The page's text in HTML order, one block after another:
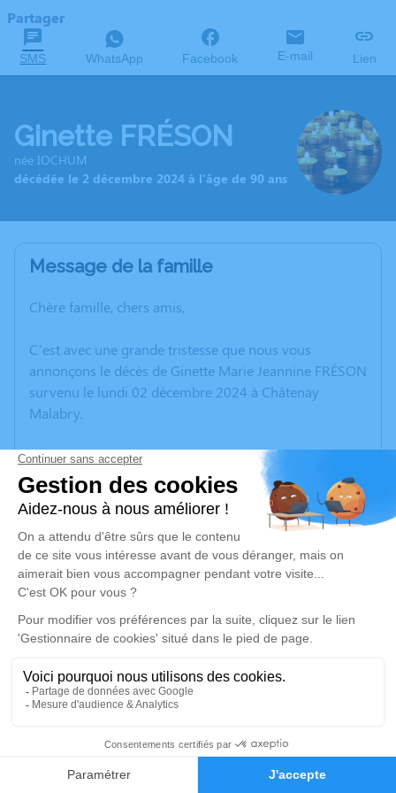
Faire-part Hommages
Partager
SMS WhatsApp Facebook E-mail Lien
Ginette FRÉSON
née IOCHUM
décédée le 2 décembre 2024 à l'âge de 90 ans
Message de la famille
Chère famille, chers amis,
C’est avec une grande tristesse que nous vous
annonçons le décès de Ginette Marie Jeannine FRÉSON
survenu le lundi 02 décembre 2024 à Châtenay
Malabry.
Nous vous invitons à utiliser cet espace pour laisser
vos condoléances, partager des photos souvenirs, une
anecdote ou exprimer vos pensées à travers des
poèmes ou des textes. Cet endroit est un lieu
d'expression dédié à honorer la mémoire de Ginette
Marie Jeannine FRÉSON.
Un service de plantation d’arbre hommage est
disponible ici .
Je rends hommage
mardi 10 décembre 2024 à 15h00
Église Saint Germain de Pantin